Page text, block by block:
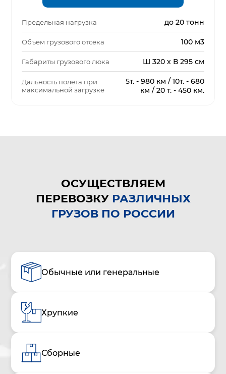
Предельная нагрузка до 20 тонн
Объем грузового отсека 100 м3
Габариты грузового люка Ш 320 х В 295 см
Дальность полета при
максимальной загрузке
5т. - 980 км / 10т. - 680
км / 20 т. - 450 км.
ОСУЩЕСТВЛЯЕМ
ПЕРЕВОЗКУРАЗЛИЧНЫХ
ГРУЗОВ ПО РОССИИ
Обычные или генеральные
Хрупкие
Сборные